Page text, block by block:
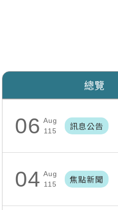
總覽
06 Aug
115
訊息公告
04 Aug
115
焦點新聞